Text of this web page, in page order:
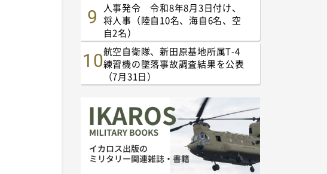
人事発令 令和8年8月3日付け、
将人事（陸自10名、海自6名、空
自2名）
航空自衛隊、新田原基地所属T-4
練習機の墜落事故調査結果を公表
（7月31日）